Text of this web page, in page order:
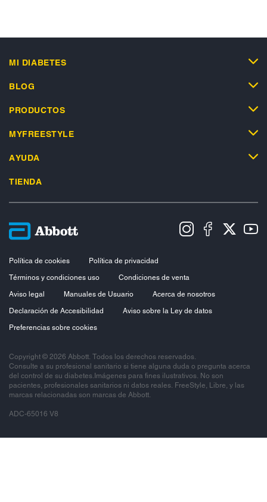
MI DIABETES
BLOG
PRODUCTOS
MYFREESTYLE
AYUDA
TIENDA
Política de cookies
Política de privacidad
Términos y condiciones uso
Condiciones de venta
Aviso legal
Manuales de Usuario
Acerca de nosotros
Declaración de Accesibilidad
Aviso sobre la Ley de datos
Preferencias sobre cookies
Copyright © 2026 Abbott. Todos los derechos reservados.
Consulte a su profesional sanitario si tiene alguna duda o pregunta acerca
del control de su diabetes.Imágenes para fines ilustrativos. No son
pacientes, profesionales sanitarios ni datos reales. FreeStyle, Libre, y las
marcas relacionadas son marcas de Abbott.
ADC-65016 V8